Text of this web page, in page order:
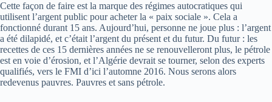
Cette façon de faire est la marque des régimes autocratiques qui
utilisent l’argent public pour acheter la « paix sociale ». Cela a
fonctionné durant 15 ans. Aujourd’hui, personne ne joue plus : l’argent
a été dilapidé, et c’était l’argent du présent et du futur. Du futur : les
recettes de ces 15 dernières années ne se renouvelleront plus, le pétrole
est en voie d’érosion, et l’Algérie devrait se tourner, selon des experts
qualifiés, vers le FMI d’ici l’automne 2016. Nous serons alors
redevenus pauvres. Pauvres et sans pétrole.